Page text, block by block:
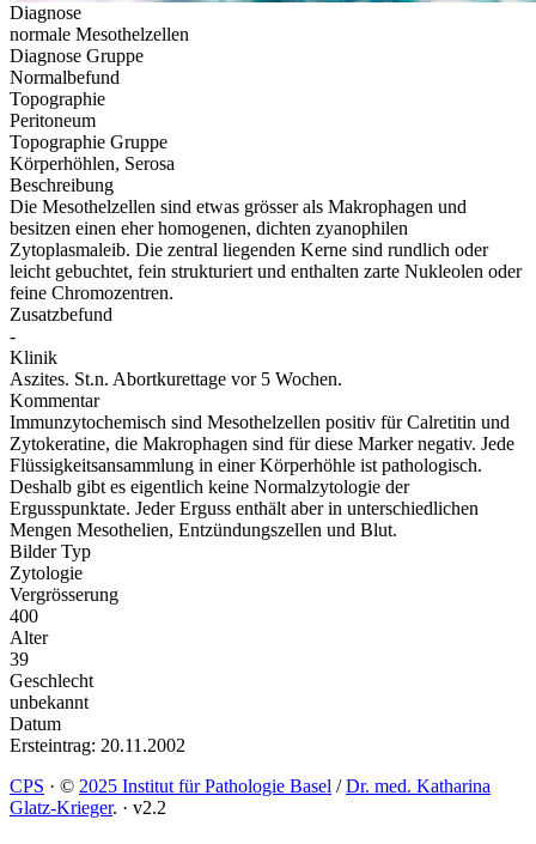
Diagnose
normale Mesothelzellen
Diagnose Gruppe
Normalbefund
Topographie
Peritoneum
Topographie Gruppe
Körperhöhlen, Serosa
Beschreibung
Die Mesothelzellen sind etwas grösser als Makrophagen und
besitzen einen eher homogenen, dichten zyanophilen
Zytoplasmaleib. Die zentral liegenden Kerne sind rundlich oder
leicht gebuchtet, fein strukturiert und enthalten zarte Nukleolen oder
feine Chromozentren.
Zusatzbefund
-
Klinik
Aszites. St.n. Abortkurettage vor 5 Wochen.
Kommentar
Immunzytochemisch sind Mesothelzellen positiv für Calretitin und
Zytokeratine, die Makrophagen sind für diese Marker negativ. Jede
Flüssigkeitsansammlung in einer Körperhöhle ist pathologisch.
Deshalb gibt es eigentlich keine Normalzytologie der
Ergusspunktate. Jeder Erguss enthält aber in unterschiedlichen
Mengen Mesothelien, Entzündungszellen und Blut.
Bilder Typ
Zytologie
Vergrösserung
400
Alter
39
Geschlecht
unbekannt
Datum
Ersteintrag: 20.11.2002
CPS · © 2025 Institut für Pathologie Basel /Dr. med. Katharina
Glatz-Krieger. · v2.2